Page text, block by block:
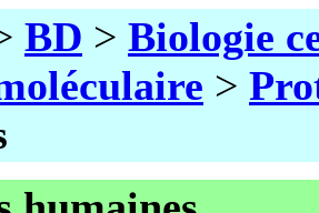
BD > Biologie
>